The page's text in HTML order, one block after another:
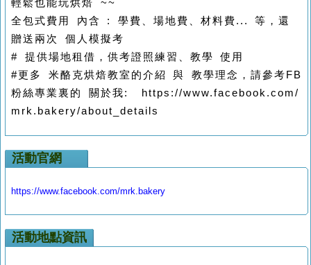
輕鬆也能玩烘焙 ~~
全包式費用 內含 : 學費、場地費、材料費... 等，還
贈送兩次 個人模擬考
# 提供場地租借，供考證照練習、教學 使用
#更多 米酪克烘焙教室的介紹 與 教學理念，請參考FB
粉絲專業裏的 關於我: https://www.facebook.com/
mrk.bakery/about_details
活動官網
https://www.facebook.com/mrk.bakery
活動地點資訊